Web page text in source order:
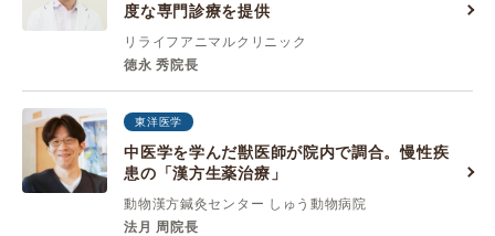
度な専門診療を提供
リライフアニマルクリニック
徳永 秀院長
東洋医学
中医学を学んだ獣医師が院内で調合。慢性疾
患の「漢方生薬治療」
動物漢方鍼灸センター しゅう動物病院
法月 周院長